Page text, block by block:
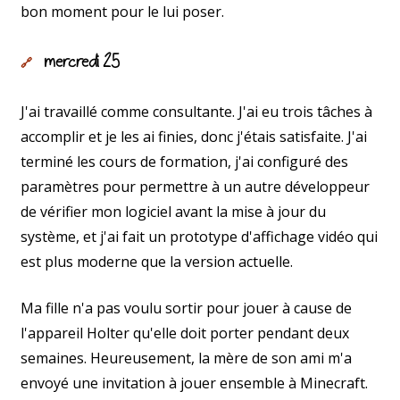
bon moment pour le lui poser.
🔗 mercredi 25
J'ai travaillé comme consultante. J'ai eu trois tâches à
accomplir et je les ai finies, donc j'étais satisfaite. J'ai
terminé les cours de formation, j'ai configuré des
paramètres pour permettre à un autre développeur
de vérifier mon logiciel avant la mise à jour du
système, et j'ai fait un prototype d'affichage vidéo qui
est plus moderne que la version actuelle.
Ma fille n'a pas voulu sortir pour jouer à cause de
l'appareil Holter qu'elle doit porter pendant deux
semaines. Heureusement, la mère de son ami m'a
envoyé une invitation à jouer ensemble à Minecraft.